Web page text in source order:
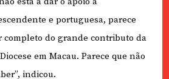
e portuguesa, parece
completo do grande contributo da
em Macau. Parece que não
indicou.